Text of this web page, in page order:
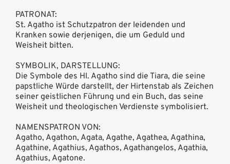
PATRONAT:
St. Agatho ist Schutzpatron der leidenden und
Kranken sowie derjenigen, die um Geduld und
Weisheit bitten.
SYMBOLIK, DARSTELLUNG:
Die Symbole des Hl. Agatho sind die Tiara, die seine
papstliche Würde darstellt, der Hirtenstab als Zeichen
seiner geistlichen Führung und ein Buch, das seine
Weisheit und theologischen Verdienste symbolisiert.
NAMENSPATRON VON:
Agatho, Agathon, Agata, Agathe, Agathea, Agathina,
Agathine, Agathius, Agathos, Agathangelos, Agathia,
Agathius, Agatone.